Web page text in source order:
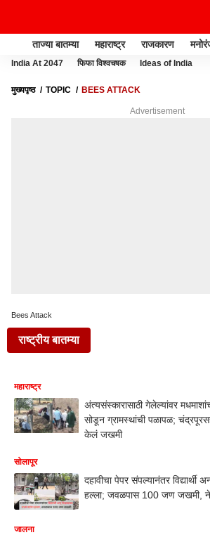
ताज्या बातम्या महाराष्ट्र राजकारण
India At 2047 फिफा विश्वचषक Ideas of India
मुख्यपृष्ठ TOPIC BEES ATTACK
Advertisement
Bees Attack
राष्ट्रीय बातम्या
महाराष्ट्र
अंत्यसंस्कारासाठी गेलेल्यांवर
सोडून ग्रामस्थांची पळापळ;
केलं जखमी
सोलापूर
दहावीचा पेपर संपल्यानंतर विद्यार्थी
हल्ला; जवळपास 100 जण जखमी,
जालना